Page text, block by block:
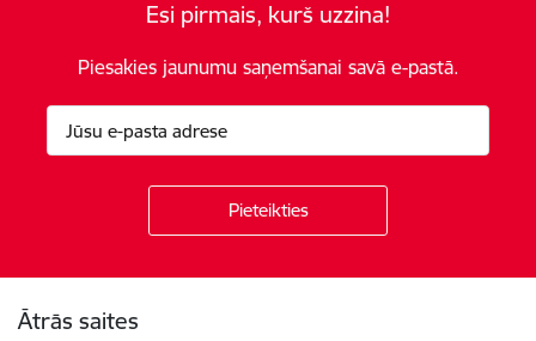
Esi pirmais, kurš uzzina!
Piesakies jaunumu saņemšanai savā e-pastā.
Ātrās saites